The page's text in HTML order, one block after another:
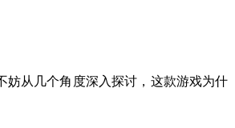
妨从几个角度深入探讨，这款游戏为什